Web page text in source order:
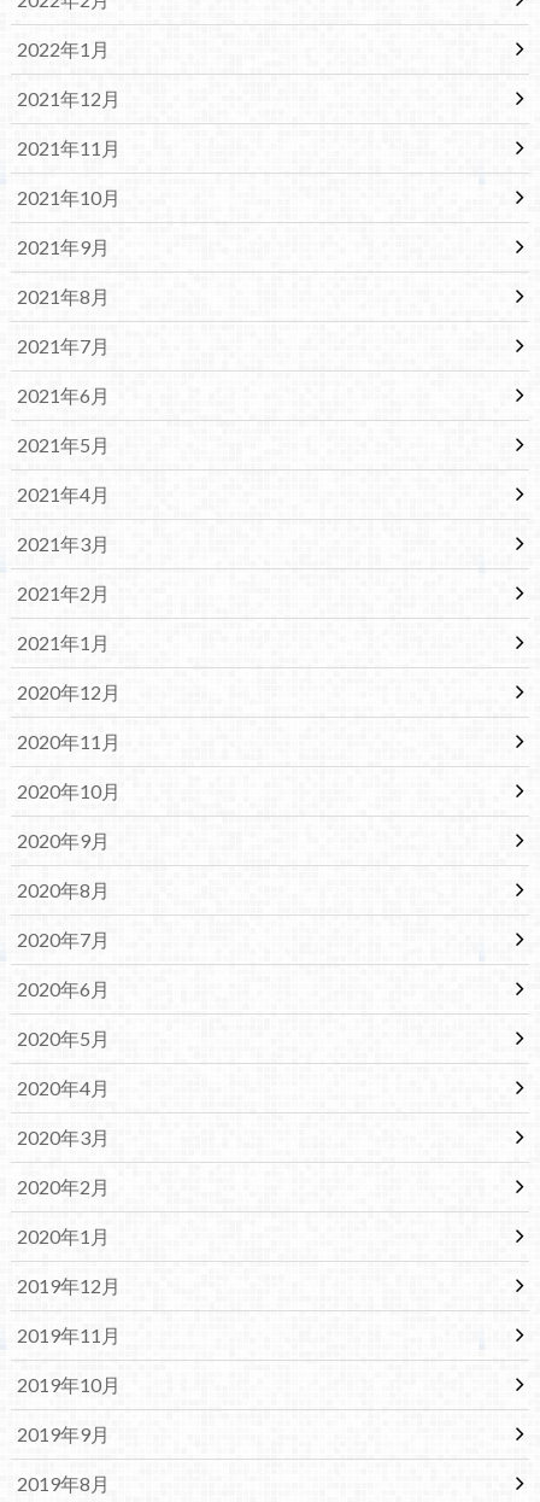
2022年1月
2021年12月
2021年11月
2021年10月
2021年9月
2021年8月
2021年7月
2021年6月
2021年5月
2021年4月
2021年3月
2021年2月
2021年1月
2020年12月
2020年11月
2020年10月
2020年9月
2020年8月
2020年7月
2020年6月
2020年5月
2020年4月
2020年3月
2020年2月
2020年1月
2019年12月
2019年11月
2019年10月
2019年9月
2019年8月